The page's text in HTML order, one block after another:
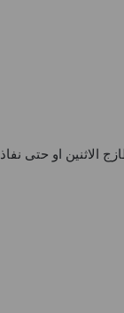
من 24 و 25 نوفمبر 2025 طازج الاثنين او